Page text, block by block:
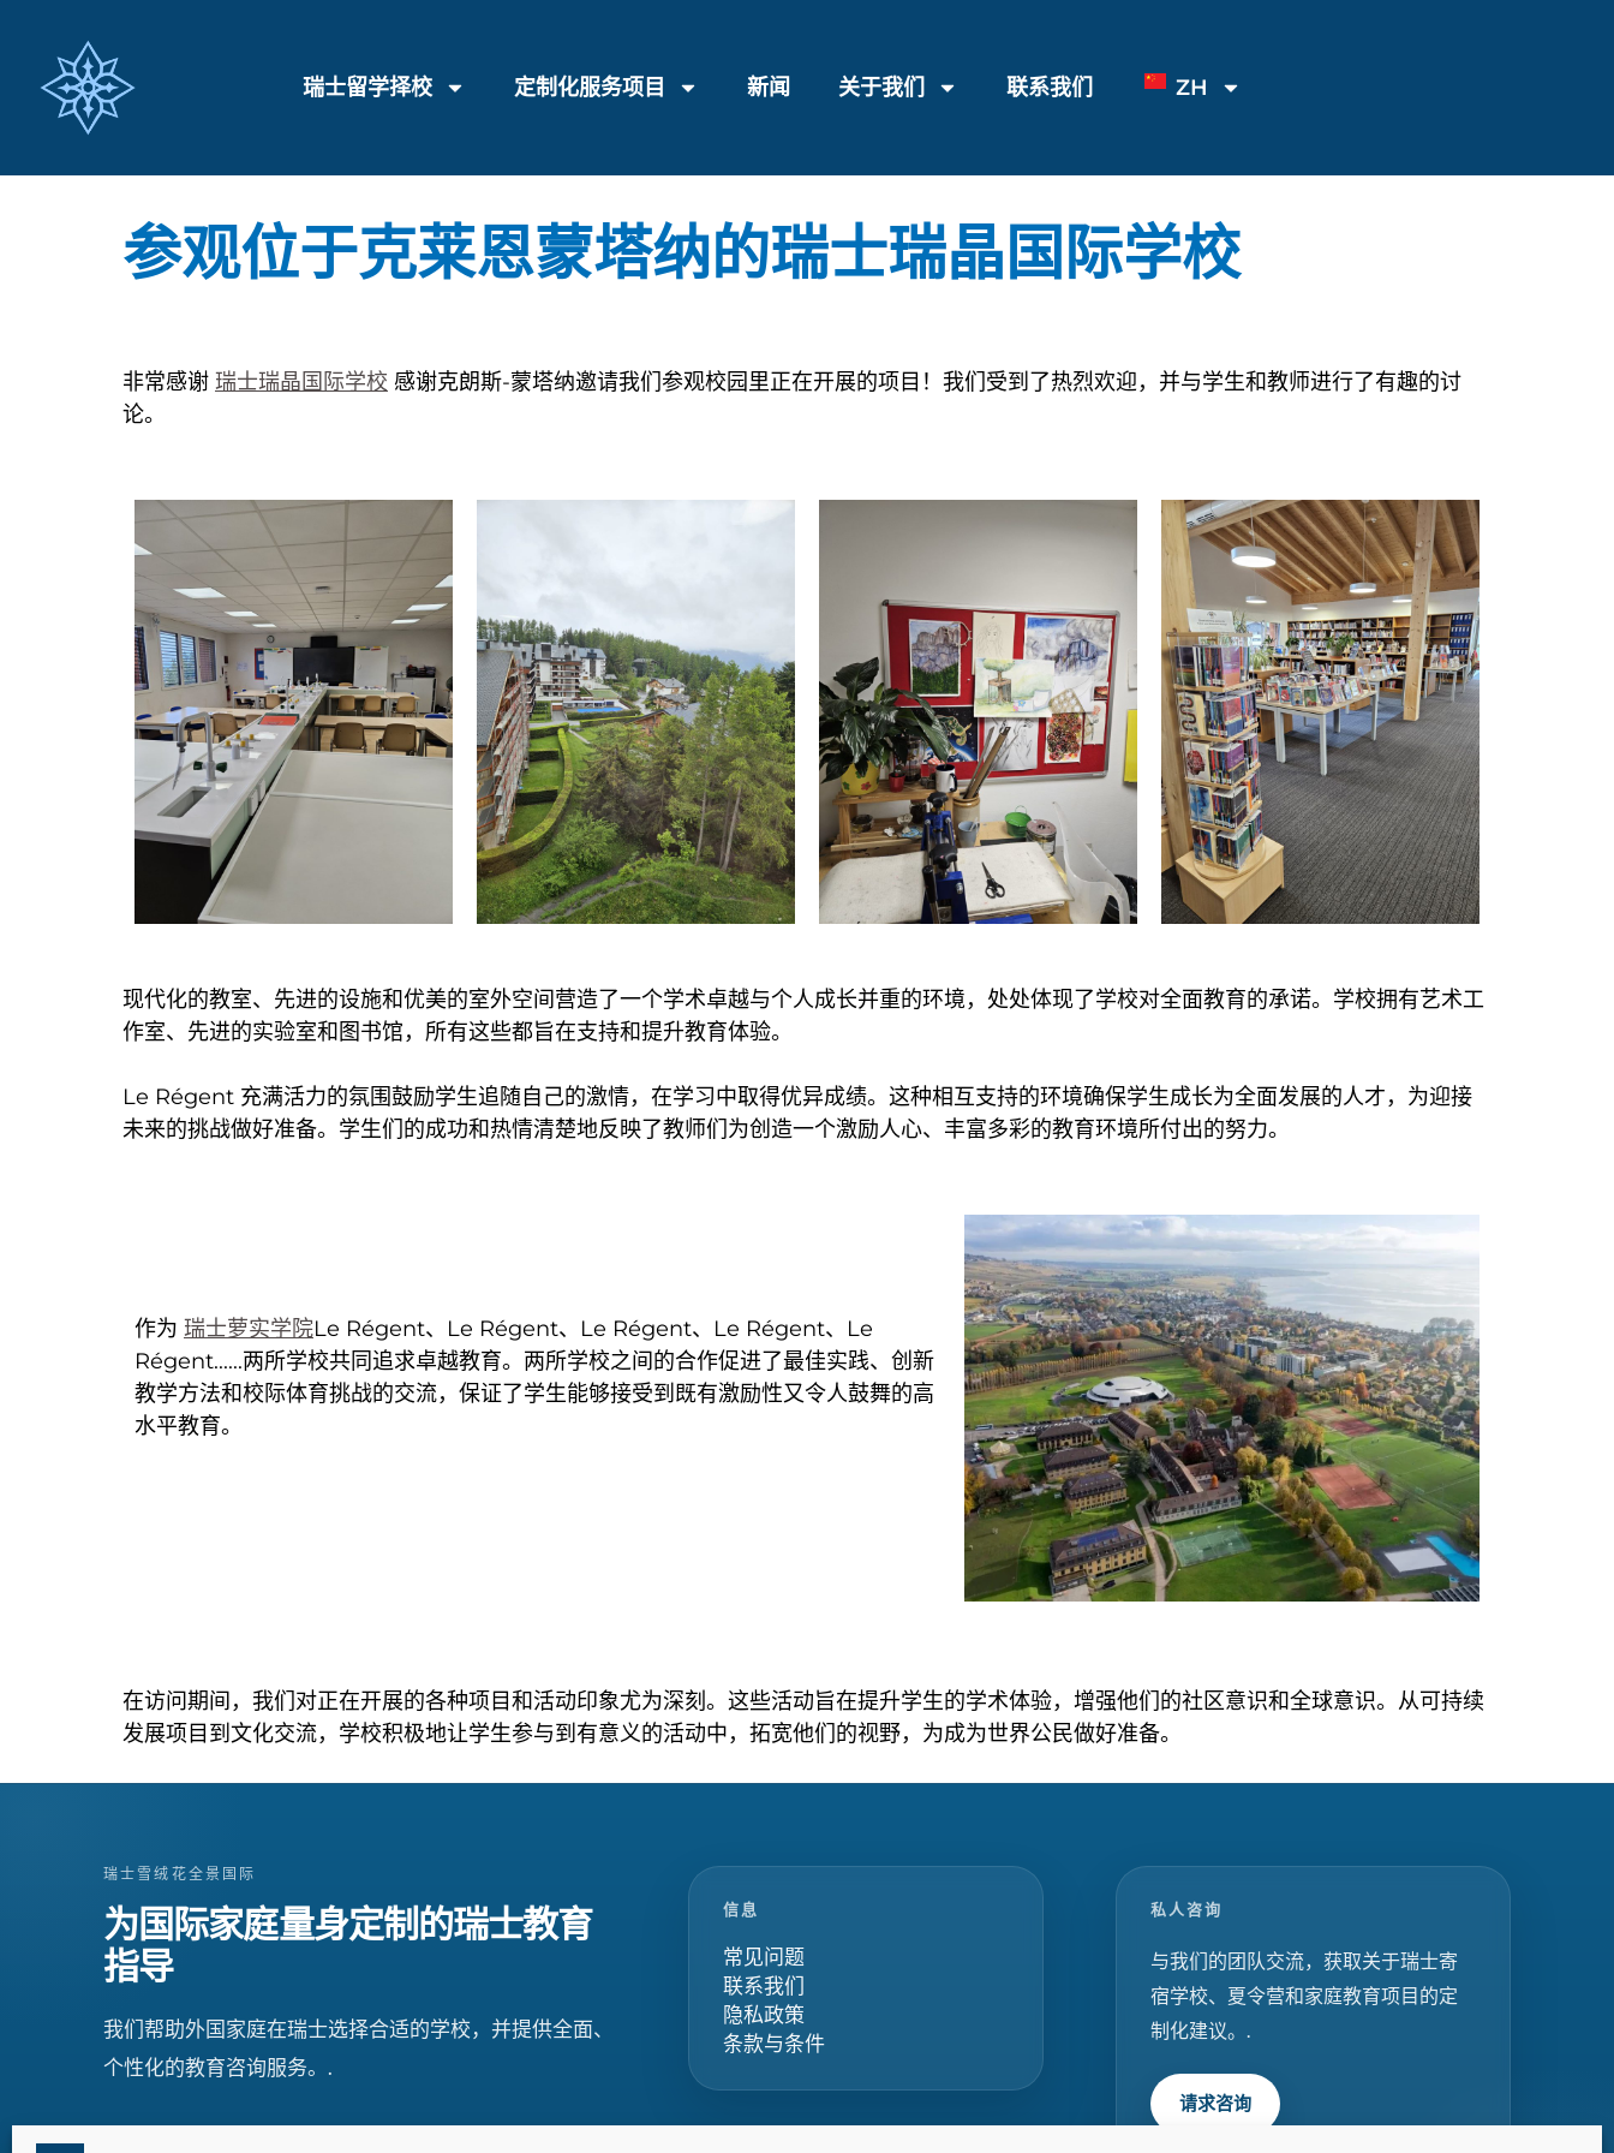
瑞士留学择校 定制化服务项目 新闻 关于我们 联系我们 ZH
参观位于克莱恩蒙塔纳的瑞士瑞晶国际学校
非常感谢 瑞士瑞晶国际学校 感谢克朗斯-蒙塔纳邀请我们参观校园里正在开展的项目！我们受到了热烈欢迎，并与学生和教师进行了有趣的讨
论。
现代化的教室、先进的设施和优美的室外空间营造了一个学术卓越与个人成长并重的环境，处处体现了学校对全面教育的承诺。学校拥有艺术工
作室、先进的实验室和图书馆，所有这些都旨在支持和提升教育体验。
Le Régent 充满活力的氛围鼓励学生追随自己的激情，在学习中取得优异成绩。这种相互支持的环境确保学生成长为全面发展的人才，为迎接
未来的挑战做好准备。学生们的成功和热情清楚地反映了教师们为创造一个激励人心、丰富多彩的教育环境所付出的努力。
作为 瑞士萝实学院Le Régent、Le Régent、Le Régent、Le Régent、Le
Régent......两所学校共同追求卓越教育。两所学校之间的合作促进了最佳实践、创新
教学方法和校际体育挑战的交流，保证了学生能够接受到既有激励性又令人鼓舞的高
水平教育。
在访问期间，我们对正在开展的各种项目和活动印象尤为深刻。这些活动旨在提升学生的学术体验，增强他们的社区意识和全球意识。从可持续
发展项目到文化交流，学校积极地让学生参与到有意义的活动中，拓宽他们的视野，为成为世界公民做好准备。
瑞士雪绒花全景国际
为国际家庭量身定制的瑞士教育
指导
我们帮助外国家庭在瑞士选择合适的学校，并提供全面、
个性化的教育咨询服务。.
信息
常见问题
联系我们
隐私政策
条款与条件
私人咨询
与我们的团队交流，获取关于瑞士寄
宿学校、夏令营和家庭教育项目的定
制化建议。.
请求咨询